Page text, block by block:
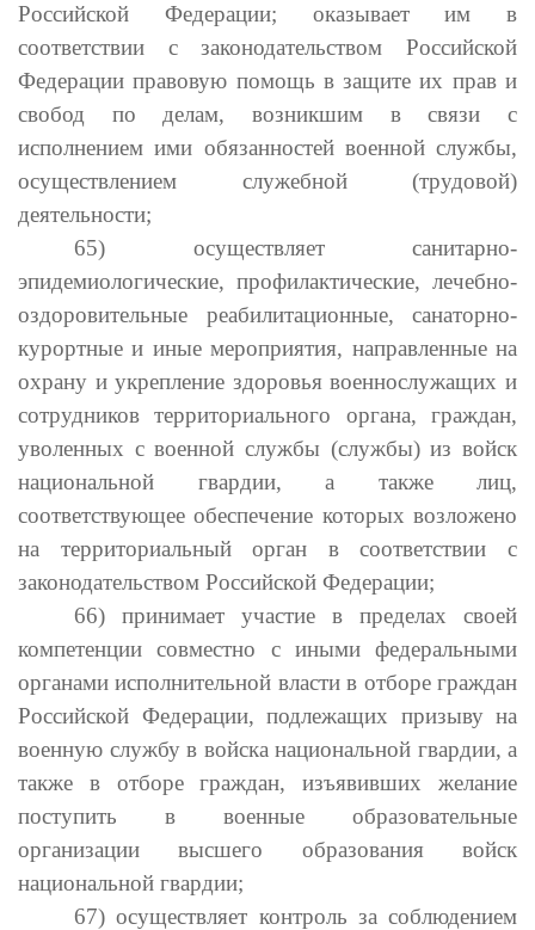
Российской Федерации; оказывает им в
соответствии с законодательством Российской
Федерации правовую помощь в защите их прав и
свобод по делам, возникшим в связи с
исполнением ими обязанностей военной службы,
осуществлением служебной (трудовой)
деятельности;
65) осуществляет санитарно-
эпидемиологические, профилактические, лечебно-
оздоровительные реабилитационные, санаторно-
курортные и иные мероприятия, направленные на
охрану и укрепление здоровья военнослужащих и
сотрудников территориального органа, граждан,
уволенных с военной службы (службы) из войск
национальной гвардии, а также лиц,
соответствующее обеспечение которых возложено
на территориальный орган в соответствии с
законодательством Российской Федерации;
66) принимает участие в пределах своей
компетенции совместно с иными федеральными
органами исполнительной власти в отборе граждан
Российской Федерации, подлежащих призыву на
военную службу в войска национальной гвардии, а
также в отборе граждан, изъявивших желание
поступить в военные образовательные
организации высшего образования войск
национальной гвардии;
67) осуществляет контроль за соблюдением